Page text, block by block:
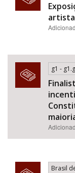
g1 -
Brasil